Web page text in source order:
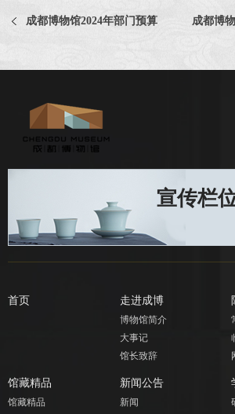
成都博物馆2024年部门预算
宣传栏
首页 走进成博
博物馆简介
大事记
馆长致辞
馆藏精品
馆藏精品
新闻公告
新闻